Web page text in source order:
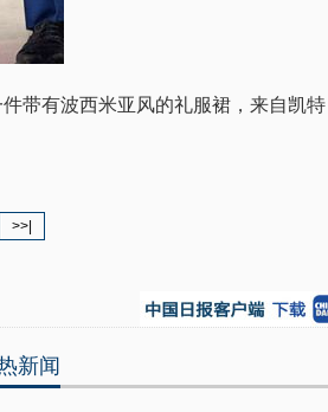
带有波西米亚风的礼服裙，来自凯特
>>|
新闻